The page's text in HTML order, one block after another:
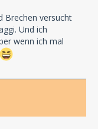
im
Brechen versucht
Und ich
wenn ich mal